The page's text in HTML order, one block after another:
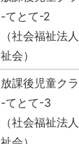
-てとて-2
（社会福祉法
祉会）
放課後児童ク
-てとて-3
（社会福祉法